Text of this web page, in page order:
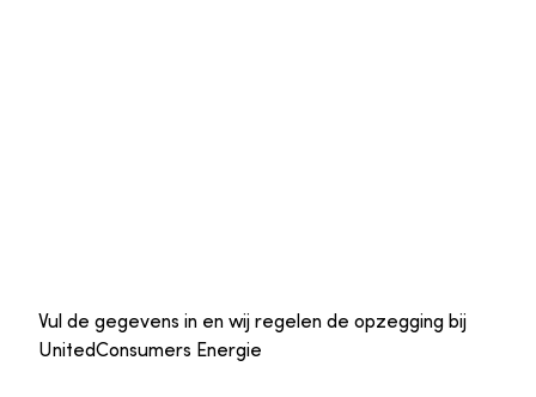
Vul de gegevens in en wij regelen de opzegging bij
UnitedConsumers Energie